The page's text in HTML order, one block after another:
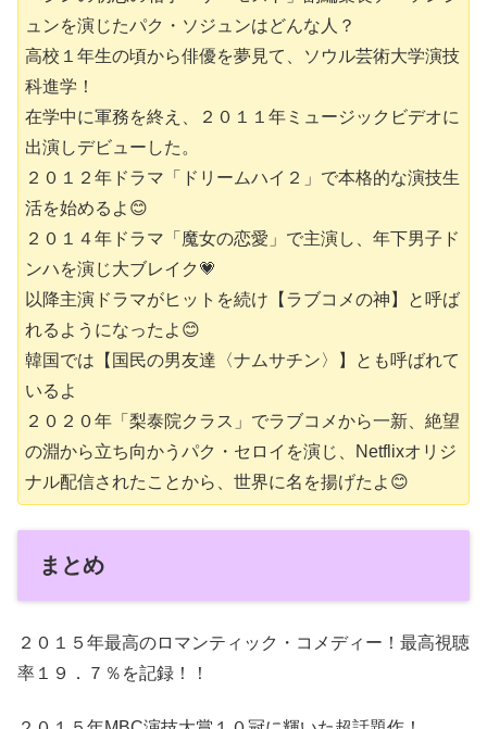
ュンを演じたパク・ソジュンはどんな人？
高校１年生の頃から俳優を夢見て、ソウル芸術大学演技
科進学！
在学中に軍務を終え、２０１１年ミュージックビデオに
出演しデビューした。
２０１２年ドラマ「ドリームハイ２」で本格的な演技生
活を始めるよ😊
２０１４年ドラマ「魔女の恋愛」で主演し、年下男子ド
ンハを演じ大ブレイク💗
以降主演ドラマがヒットを続け【ラブコメの神】と呼ば
れるようになったよ😊
韓国では【国民の男友達〈ナムサチン〉】とも呼ばれて
いるよ
２０２０年「梨泰院クラス」でラブコメから一新、絶望
の淵から立ち向かうパク・セロイを演じ、Netflixオリジ
ナル配信されたことから、世界に名を揚げたよ😊
まとめ
２０１５年最高のロマンティック・コメディー！最高視聴
率１９．７％を記録！！